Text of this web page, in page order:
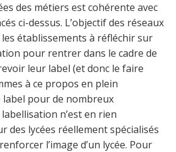
des métiers est cohérente avec
ci-dessus. L’objectif des réseaux
établissements à réfléchir sur
pour rentrer dans le cadre de
leur label (et donc le faire
à ce propos en plein
pour de nombreux
n’est en rien
des lycées réellement spécialisés
l’image d’un lycée. Pour